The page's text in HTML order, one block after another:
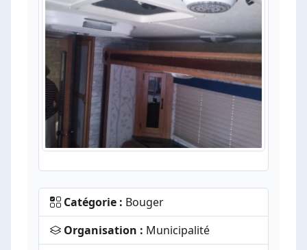
Catégorie : Bouger
Organisation : Municipalité